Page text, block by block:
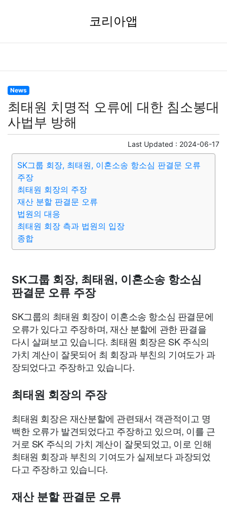
코리아앱
News
최태원 치명적 오류에 대한 침소봉대
사법부 방해
Last Updated : 2024-06-17
SK그룹 회장, 최태원, 이혼소송 항소심 판결문 오류
주장
최태원 회장의 주장
재산 분할 판결문 오류
법원의 대응
최태원 회장 측과 법원의 입장
종합
SK그룹 회장, 최태원, 이혼소송 항소심
판결문 오류 주장
SK그룹의 최태원 회장이 이혼소송 항소심 판결문에
오류가 있다고 주장하며, 재산 분할에 관한 판결을
다시 살펴보고 있습니다. 최태원 회장은 SK 주식의
가치 계산이 잘못되어 최 회장과 부친의 기여도가 과
장되었다고 주장하고 있습니다.
최태원 회장의 주장
최태원 회장은 재산분할에 관련돼서 객관적이고 명
백한 오류가 발견되었다고 주장하고 있으며, 이를 근
거로 SK 주식의 가치 계산이 잘못되었고, 이로 인해
최태원 회장과 부친의 기여도가 실제보다 과장되었
다고 주장하고 있습니다.
재산 분할 판결문 오류